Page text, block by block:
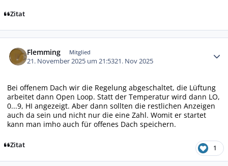
Zitat
Flemming Mitglied
21. November 2025 um 21:5321. Nov 2025
Bei offenem Dach wir die Regelung abgeschaltet, die Lüftung
arbeitet dann Open Loop. Statt der Temperatur wird dann LO,
0...9, HI angezeigt. Aber dann sollten die restlichen Anzeigen
auch da sein und nicht nur die eine Zahl. Womit er startet
kann man imho auch für offenes Dach speichern.
Zitat 1